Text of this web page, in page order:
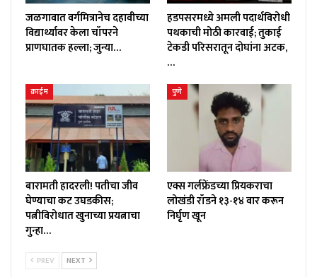
जळगावात वर्गमित्रानेच दहावीच्या
विद्यार्थ्यावर केला चॉपरने
प्राणघातक हल्ला; जुन्या…
हडपसरमध्ये अमली पदार्थविरोधी
पथकाची मोठी कारवाई; तुकाई
टेकडी परिसरातून दोघांना अटक,
…
क्राईम
बारामती हादरली! पतीचा जीव
घेण्याचा कट उघडकीस;
पत्नीविरोधात खुनाच्या प्रयत्नाचा
गुन्हा…
पुणे
एक्स गर्लफ्रेंडच्या प्रियकराचा
लोखंडी रॉडने १३-१४ वार करून
निर्घृण खून
PREV NEXT